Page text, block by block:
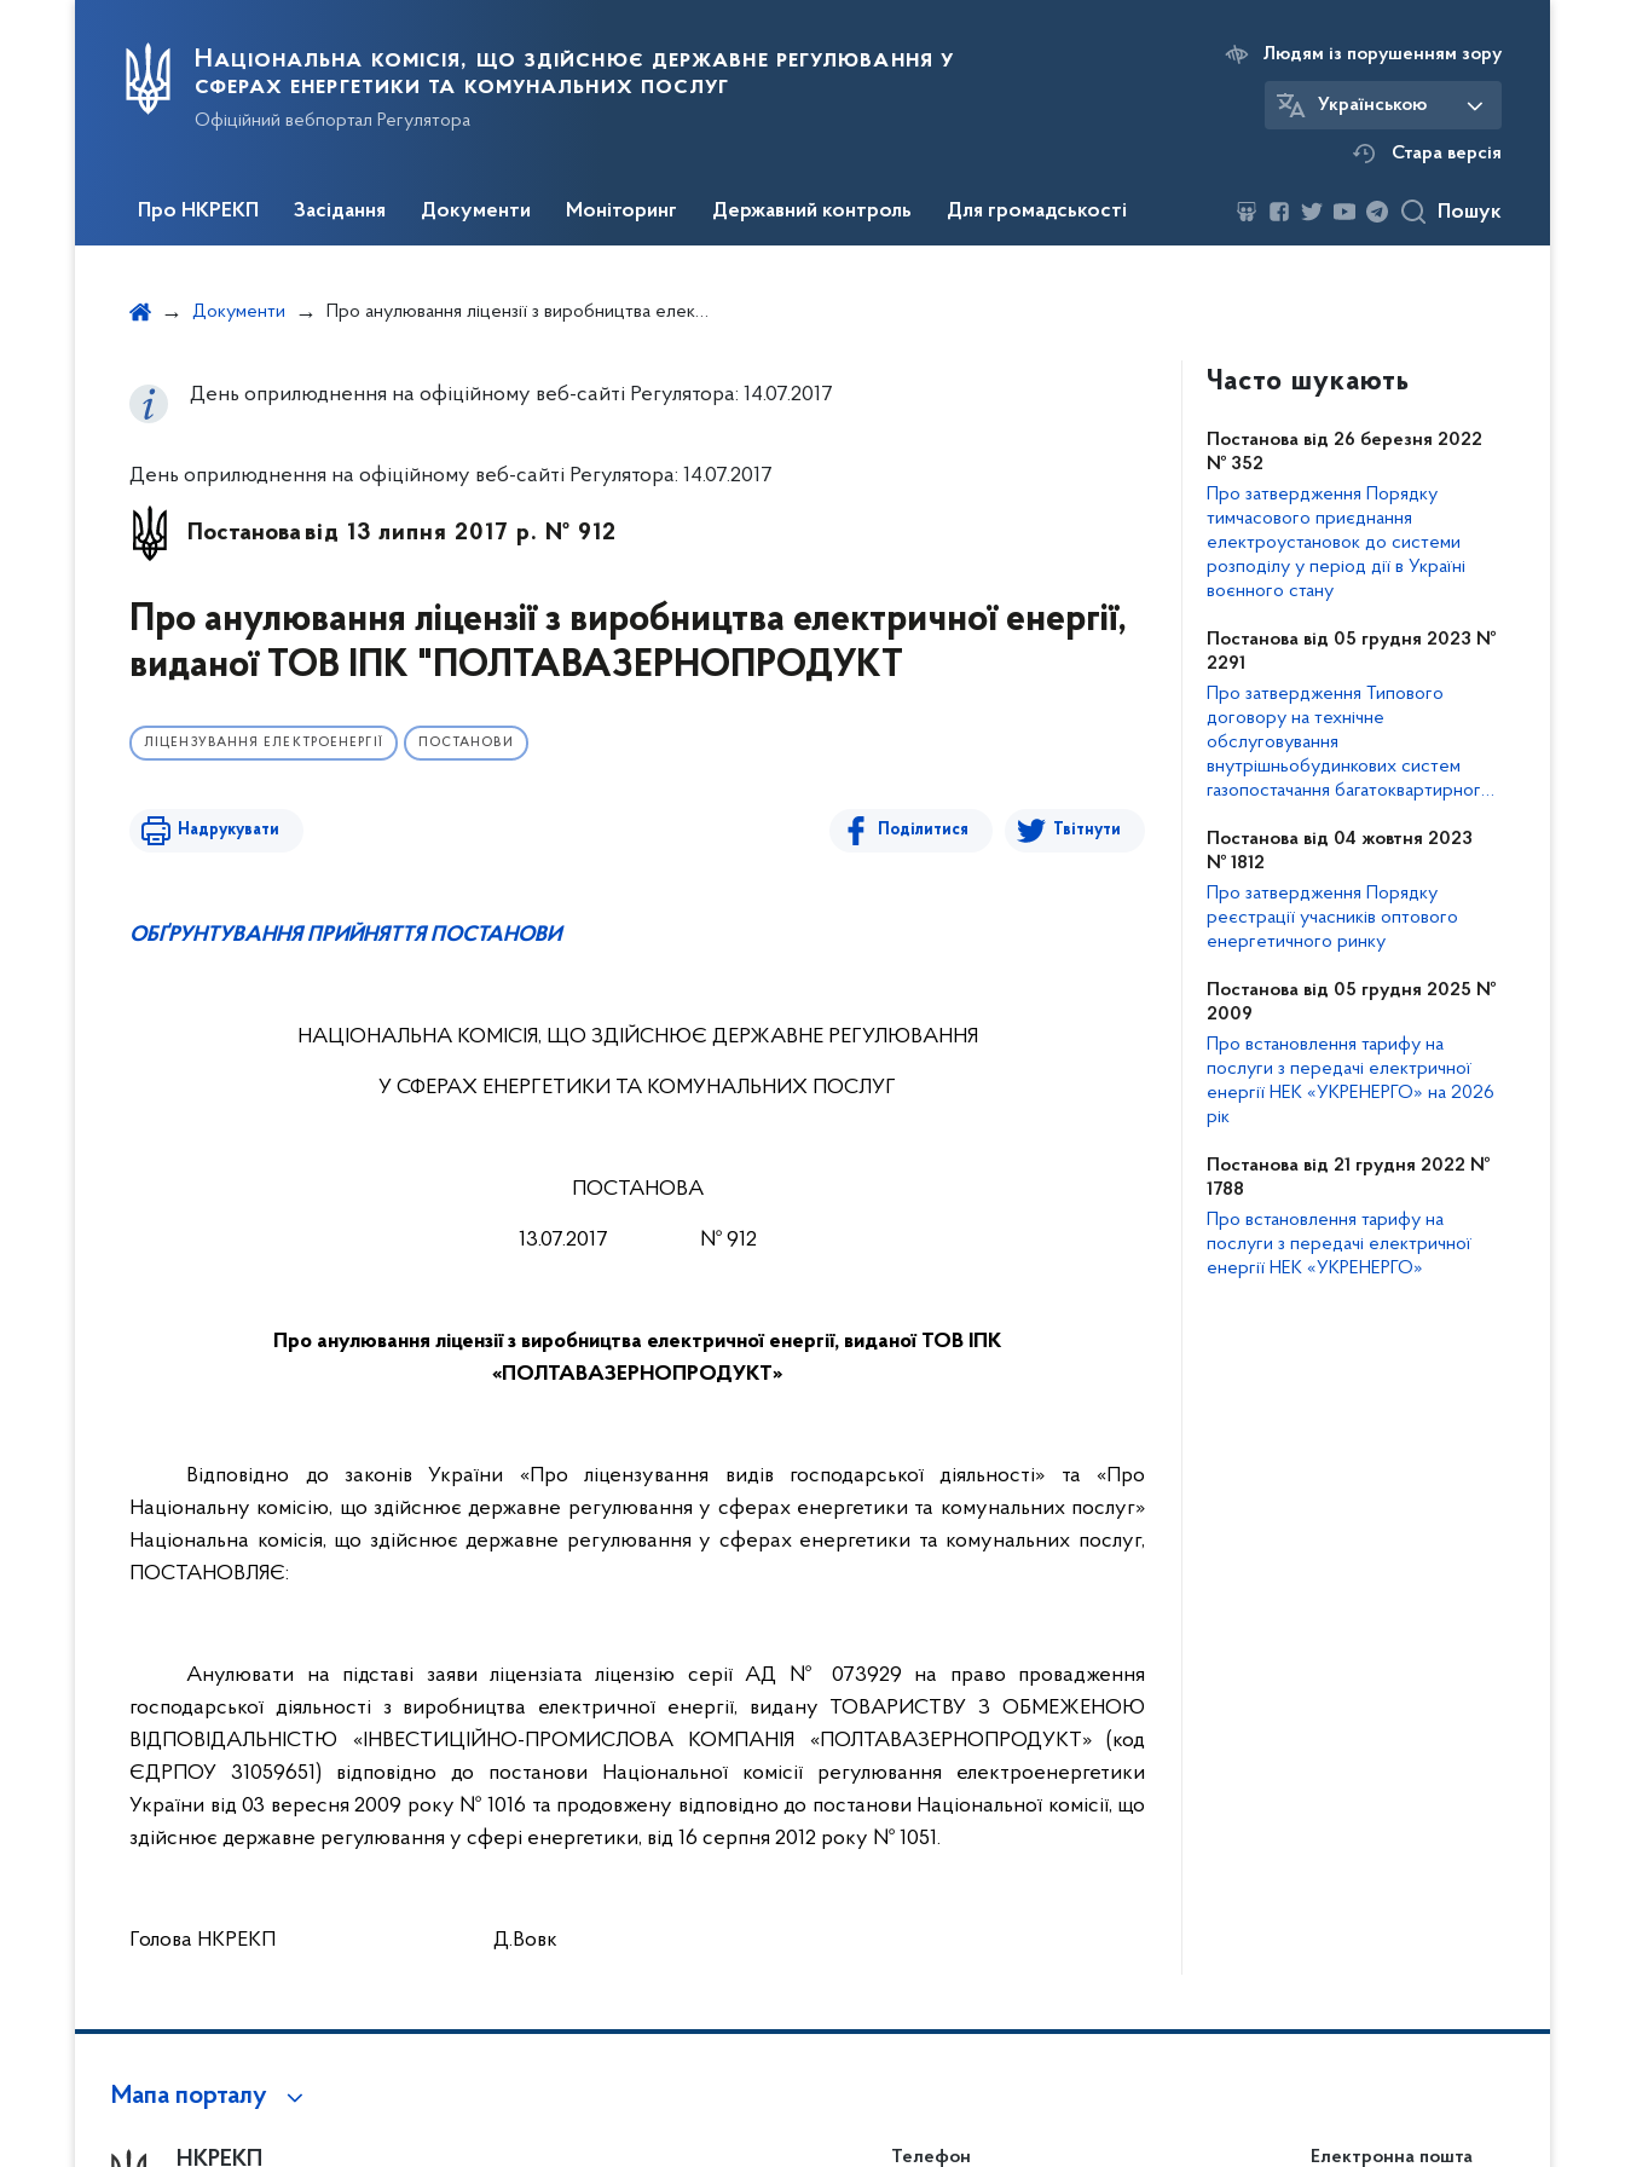
Національна комісія, що здійснює державне регулювання у
сферах енергетики та комунальних послуг
Офіційний вебпортал Регулятора
Людям із порушенням зору
Українською
Стара версія
Про НКРЕКП Засідання Документи Моніторинг Державний контроль Для громадськості Пошук
Документи Про анулювання ліцензії з виробництва електричної енергії, виданої ТОВ ІПК "ПОЛТАВАЗЕРНОПРОДУКТ
День оприлюднення на офіційному веб-сайті Регулятора: 14.07.2017
День оприлюднення на офіційному веб-сайті Регулятора: 14.07.2017
Постанова від 13 липня 2017 р. № 912
Про анулювання ліцензії з виробництва електричної енергії,
виданої ТОВ ІПК "ПОЛТАВАЗЕРНОПРОДУКТ
ЛІЦЕНЗУВАННЯ ЕЛЕКТРОЕНЕРГІЇ ПОСТАНОВИ
Надрукувати Поділитися Твітнути
ОБҐРУНТУВАННЯ ПРИЙНЯТТЯ ПОСТАНОВИ
НАЦІОНАЛЬНА КОМІСІЯ, ЩО ЗДІЙСНЮЄ ДЕРЖАВНЕ РЕГУЛЮВАННЯ
У СФЕРАХ ЕНЕРГЕТИКИ ТА КОМУНАЛЬНИХ ПОСЛУГ
ПОСТАНОВА
13.07.2017 № 912
Про анулювання ліцензії з виробництва електричної енергії, виданої ТОВ ІПК
«ПОЛТАВАЗЕРНОПРОДУКТ»
Відповідно до законів України «Про ліцензування видів господарської діяльності» та «Про
Національну комісію, що здійснює державне регулювання у сферах енергетики та комунальних послуг»
Національна комісія, що здійснює державне регулювання у сферах енергетики та комунальних послуг,
ПОСТАНОВЛЯЄ:
Анулювати на підставі заяви ліцензіата ліцензію серії АД № 073929 на право провадження
господарської діяльності з виробництва електричної енергії, видану ТОВАРИСТВУ З ОБМЕЖЕНОЮ
ВІДПОВІДАЛЬНІСТЮ «ІНВЕСТИЦІЙНО-ПРОМИСЛОВА КОМПАНІЯ «ПОЛТАВАЗЕРНОПРОДУКТ» (код
ЄДРПОУ 31059651) відповідно до постанови Національної комісії регулювання електроенергетики
України від 03 вересня 2009 року № 1016 та продовжену відповідно до постанови Національної комісії, що
здійснює державне регулювання у сфері енергетики, від 16 серпня 2012 року № 1051.
Голова НКРЕКП Д.Вовк
Часто шукають
Постанова від 26 березня 2022
№ 352
Про затвердження Порядку
тимчасового приєднання
електроустановок до системи
розподілу у період дії в Україні
воєнного стану
Постанова від 05 грудня 2023 №
2291
Про затвердження Типового
договору на технічне
обслуговування
внутрішньобудинкових систем
газопостачання багатоквартирного
Кодексу газорозподільних систем
Постанова від 04 жовтня 2023
№ 1812
Про затвердження Порядку
реєстрації учасників оптового
енергетичного ринку
Постанова від 05 грудня 2025 №
2009
Про встановлення тарифу на
послуги з передачі електричної
енергії НЕК «УКРЕНЕРГО» на 2026
рік
Постанова від 21 грудня 2022 №
1788
Про встановлення тарифу на
послуги з передачі електричної
енергії НЕК «УКРЕНЕРГО»
Мапа порталу
НКРЕКП Телефон Електронна пошта